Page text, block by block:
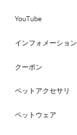
YouTube
インフォメーション
クーポン
ペットアクセサリ
ペットウェア